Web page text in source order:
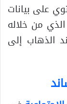
على بيانات
من خلاله
الذهاب إلى